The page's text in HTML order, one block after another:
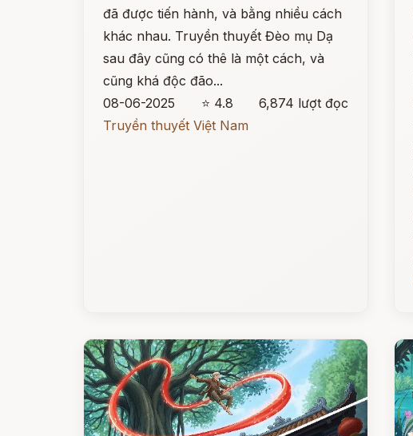
đã được tiến hành, và bằng nhiều cách
khác nhau. Truyền thuyết Đèo mụ Dạ
sau đây cũng có thê là một cách, và
cũng khá độc đão...
08-06-2025
⭐ 4.8
6,874 lượt đọc
Truyền thuyết Việt Nam